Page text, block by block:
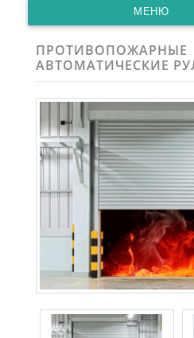
МЕНЮ
ПРОТИВОПОЖАРНЫЕ
АВТОМАТИЧЕСКИЕ